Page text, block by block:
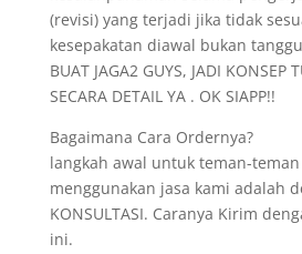
(revisi) yang terjadi jika tidak
kesepakatan diawal bukan
BUAT JAGA2 GUYS, JADI KONSEP
SECARA DETAIL YA . OK SIAPP!!
Bagaimana Cara Ordernya?
langkah awal untuk teman-
menggunakan jasa kami adalah
KONSULTASI. Caranya Kirim
ini.